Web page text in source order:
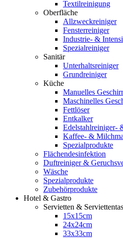
Textilreinigung
Oberfläche
Allzweckreiniger
Fensterreiniger
Industrie- &
Spezialreiniger
Sanitär
Unterhaltsreiniger
Grundreiniger
Küche
Manuelles
Maschinelles
Fettlöser
Entkalker
Edelstahlreiniger-
Kaffee- &
Spezialprodukte
Flächendesinfektion
Duftreiniger &
Wäsche
Spezialprodukte
Zubehörprodukte
Hotel & Gastro
Servietten &
15x15cm
24x24cm
33x33cm